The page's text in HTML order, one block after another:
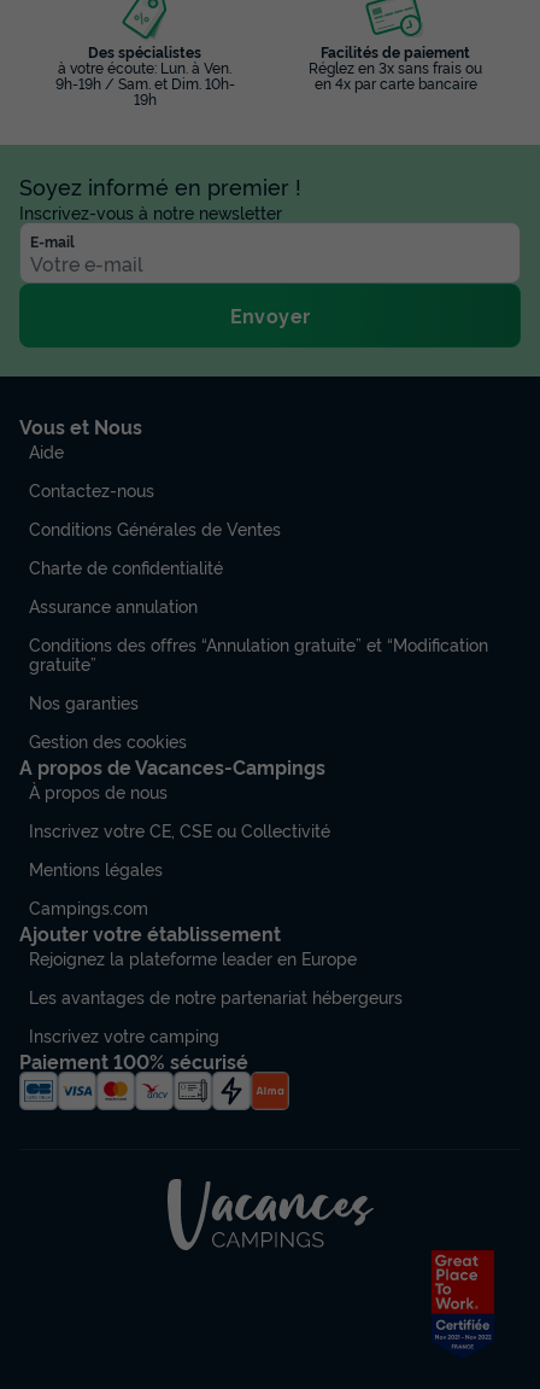
Des spécialistes
à votre écoute: Lun. à Ven.
9h-19h / Sam. et Dim. 10h-
19h
Facilités de paiement
Réglez en 3x sans frais ou
en 4x par carte bancaire
Soyez informé en premier !
Inscrivez-vous à notre newsletter
E-mail
Envoyer
Vous et Nous
Aide
Contactez-nous
Conditions Générales de Ventes
Charte de confidentialité
Assurance annulation
Conditions des offres “Annulation gratuite” et “Modification
gratuite”
Nos garanties
Gestion des cookies
A propos de Vacances-Campings
À propos de nous
Inscrivez votre CE, CSE ou Collectivité
Mentions légales
Campings.com
Ajouter votre établissement
Rejoignez la plateforme leader en Europe
Les avantages de notre partenariat hébergeurs
Inscrivez votre camping
Paiement 100% sécurisé